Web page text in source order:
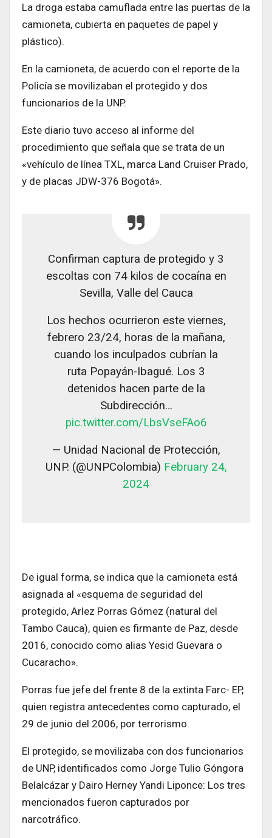
La droga estaba camuflada entre las puertas de la
camioneta, cubierta en paquetes de papel y
plástico).
En la camioneta, de acuerdo con el reporte de la
Policía se movilizaban el protegido y dos
funcionarios de la UNP.
Este diario tuvo acceso al informe del
procedimiento que señala que se trata de un
«vehículo de línea TXL, marca Land Cruiser Prado,
y de placas JDW-376 Bogotá».
Confirman captura de protegido y 3
escoltas con 74 kilos de cocaína en
Sevilla, Valle del Cauca
Los hechos ocurrieron este viernes,
febrero 23/24, horas de la mañana,
cuando los inculpados cubrían la
ruta Popayán-Ibagué. Los 3
detenidos hacen parte de la
Subdirección…
pic.twitter.com/LbsVseFAo6
— Unidad Nacional de Protección,
UNP. (@UNPColombia) February 24,
2024
De igual forma, se indica que la camioneta está
asignada al «esquema de seguridad del
protegido, Arlez Porras Gómez (natural del
Tambo Cauca), quien es firmante de Paz, desde
2016, conocido como alias Yesid Guevara o
Cucaracho».
Porras fue jefe del frente 8 de la extinta Farc- EP,
quien registra antecedentes como capturado, el
29 de junio del 2006, por terrorismo.
El protegido, se movilizaba con dos funcionarios
de UNP, identificados como Jorge Tulio Góngora
Belalcázar y Dairo Herney Yandi Liponce: Los tres
mencionados fueron capturados por
narcotráfico.